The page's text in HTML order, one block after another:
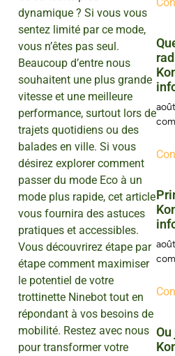
dynamique ? Si vous vous
sentez limité par ce mode,
vous n’êtes pas seul.
Beaucoup d’entre nous
souhaitent une plus grande
vitesse et une meilleure
performance, surtout lors de
trajets quotidiens ou des
balades en ville. Si vous
désirez explorer comment
passer du mode Eco à un
mode plus rapide, cet article
vous fournira des astuces
pratiques et accessibles.
Vous découvrirez étape par
étape comment maximiser
le potentiel de votre
trottinette Ninebot tout en
répondant à vos besoins de
mobilité. Restez avec nous
pour transformer votre